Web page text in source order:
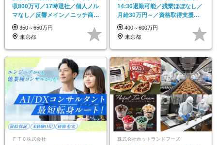
収800万可／17時退社／個人ノル
マなし／反響メイン／ニッチ商材
で圧倒的シェア
350～650万円
東京都
14:30退勤可能／残業ほぼなし／
月給30万円～／資格取得支援あ
り
400～600万円
東京都
ＦＴＣ株式会社 株式会社ホットランドフーズ